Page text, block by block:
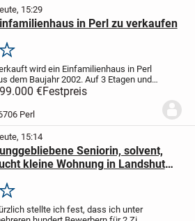
15:29
in Perl zu verkaufen
Merken
wird ein Einfamilienhaus in Perl
dem Baujahr 2002. Auf 3 Etagen und
sind 2 Bäder und ein GästeWC,
und 7 Zimmer . Zusätzlich noch 1
Kleiderschrank, 2
€Festpreis
Perl
15:14
Seniorin, solvent,
kleine Wohnung in Landshut
Merken
stellte ich fest, dass ich unter